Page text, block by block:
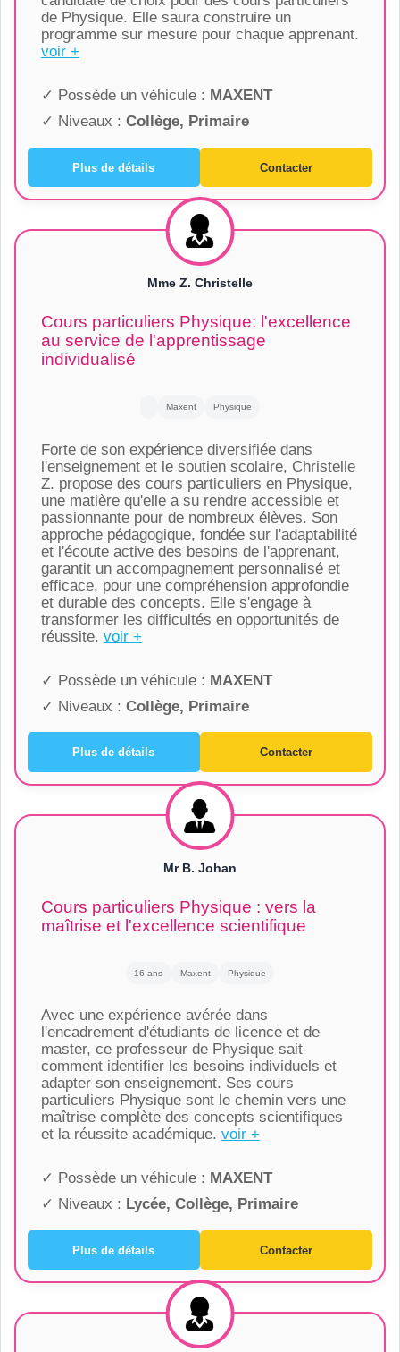
de Physique. Elle saura construire un
programme sur mesure pour chaque apprenant.
voir +
✓ Possède un véhicule : MAXENT
✓ Niveaux : Collège, Primaire
Plus de détails Contacter
Mme Z. Christelle
Cours particuliers Physique: l'excellence
au service de l'apprentissage
individualisé
Maxent Physique
Forte de son expérience diversifiée dans
l'enseignement et le soutien scolaire, Christelle
Z. propose des cours particuliers en Physique,
une matière qu'elle a su rendre accessible et
passionnante pour de nombreux élèves. Son
approche pédagogique, fondée sur l'adaptabilité
et l'écoute active des besoins de l'apprenant,
garantit un accompagnement personnalisé et
efficace, pour une compréhension approfondie
et durable des concepts. Elle s'engage à
transformer les difficultés en opportunités de
réussite. voir +
✓ Possède un véhicule : MAXENT
✓ Niveaux : Collège, Primaire
Plus de détails Contacter
Mr B. Johan
Cours particuliers Physique : vers la
maîtrise et l'excellence scientifique
16 ans Maxent Physique
Avec une expérience avérée dans
l'encadrement d'étudiants de licence et de
master, ce professeur de Physique sait
comment identifier les besoins individuels et
adapter son enseignement. Ses cours
particuliers Physique sont le chemin vers une
maîtrise complète des concepts scientifiques
et la réussite académique. voir +
✓ Possède un véhicule : MAXENT
✓ Niveaux : Lycée, Collège, Primaire
Plus de détails Contacter